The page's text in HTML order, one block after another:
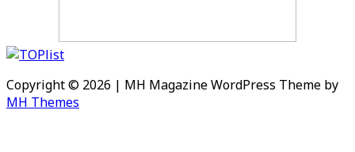
Copyright © 2026 | MH Magazine WordPress Theme by
MH Themes